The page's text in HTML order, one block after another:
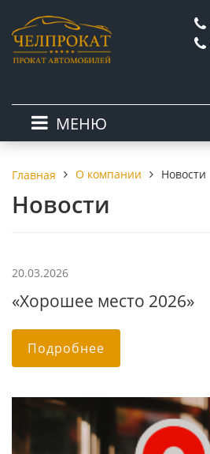
МЕНЮ
Главная О компании Новости
Новости
20.03.2026
«Хорошее место 2026»
Подробнее